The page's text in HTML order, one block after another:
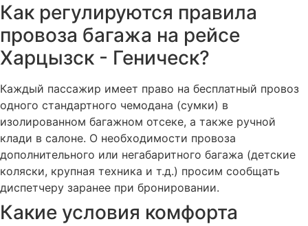
Как регулируются правила
провоза багажа на рейсе
Харцызск - Геническ?
Каждый пассажир имеет право на бесплатный провоз
одного стандартного чемодана (сумки) в
изолированном багажном отсеке, а также ручной
клади в салоне. О необходимости провоза
дополнительного или негабаритного багажа (детские
коляски, крупная техника и т.д.) просим сообщать
диспетчеру заранее при бронировании.
Какие условия комфорта